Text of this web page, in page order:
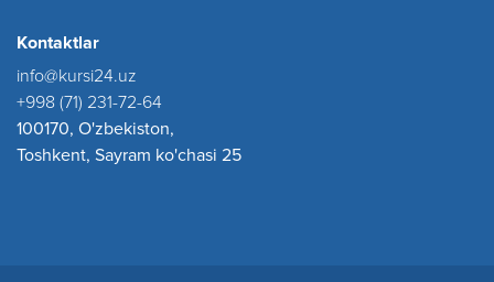
Kontaktlar
info@kursi24.uz
+998 (71) 231-72-64
100170, O'zbekiston,
Toshkent, Sayram ko'chasi 25